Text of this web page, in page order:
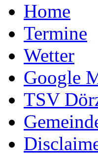
Home
Termine
Wetter
Google
TSV